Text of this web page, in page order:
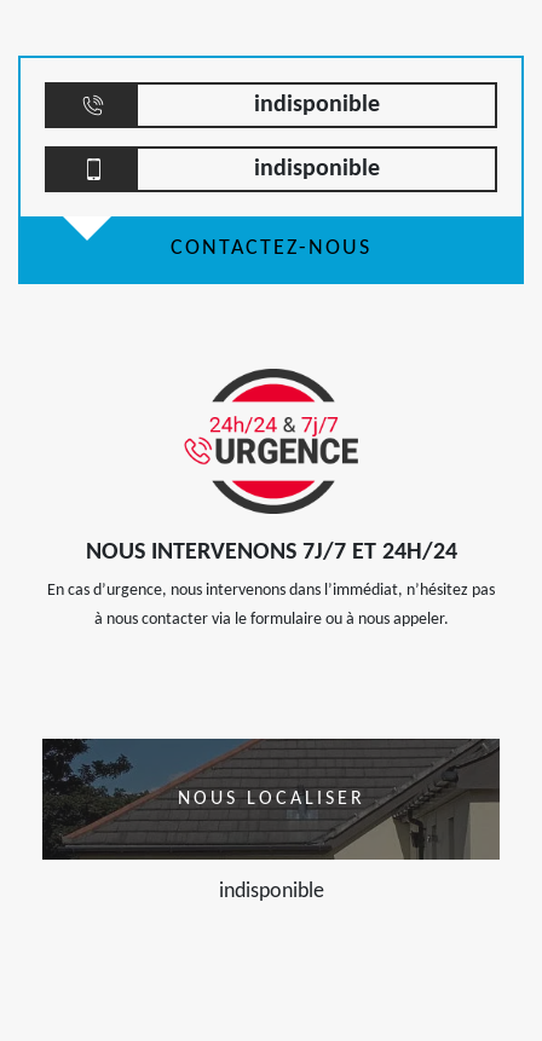
indisponible
indisponible
CONTACTEZ-NOUS
NOUS INTERVENONS 7J/7 ET 24H/24
En cas d’urgence, nous intervenons dans l’immédiat, n’hésitez pas
à nous contacter via le formulaire ou à nous appeler.
NOUS LOCALISER
indisponible